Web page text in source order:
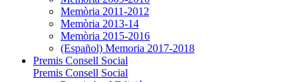
Memòria 2011-2012
Memòria 2013-14
Memòria 2015-2016
(Español) Memoria 2017-2018
Premis Consell Social
Premis Consell Social